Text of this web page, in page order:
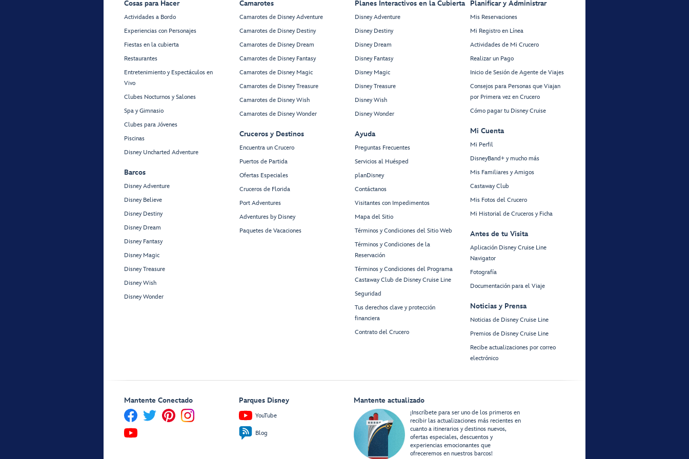
Cosas para Hacer
Actividades a Bordo
Experiencias con Personajes
Fiestas en la cubierta
Restaurantes
Entretenimiento y Espectáculos en
Vivo
Clubes Nocturnos y Salones
Spa y Gimnasio
Clubes para Jóvenes
Piscinas
Disney Uncharted Adventure
Barcos
Disney Adventure
Disney Believe
Disney Destiny
Disney Dream
Disney Fantasy
Disney Magic
Disney Treasure
Disney Wish
Disney Wonder
Camarotes
Camarotes de Disney Adventure
Camarotes de Disney Destiny
Camarotes de Disney Dream
Camarotes de Disney Fantasy
Camarotes de Disney Magic
Camarotes de Disney Treasure
Camarotes de Disney Wish
Camarotes de Disney Wonder
Cruceros y Destinos
Encuentra un Crucero
Puertos de Partida
Ofertas Especiales
Cruceros de Florida
Port Adventures
Adventures by Disney
Paquetes de Vacaciones
Planes Interactivos en la Cubierta
Disney Adventure
Disney Destiny
Disney Dream
Disney Fantasy
Disney Magic
Disney Treasure
Disney Wish
Disney Wonder
Ayuda
Preguntas Frecuentes
Servicios al Huésped
planDisney
Contáctanos
Visitantes con Impedimentos
Mapa del Sitio
Términos y Condiciones del Sitio Web
Términos y Condiciones de la
Reservación
Términos y Condiciones del Programa
Castaway Club de Disney Cruise Line
Seguridad
Tus derechos clave y protección
financiera
Contrato del Crucero
Planificar y Administrar
Mis Reservaciones
Mi Registro en Línea
Actividades de Mi Crucero
Realizar un Pago
Inicio de Sesión de Agente de Viajes
Consejos para Personas que Viajan
por Primera vez en Crucero
Cómo pagar tu Disney Cruise
Mi Cuenta
Mi Perfil
DisneyBand+ y mucho más
Mis Familiares y Amigos
Castaway Club
Mis Fotos del Crucero
Mi Historial de Cruceros y Ficha
Antes de tu Visita
Aplicación Disney Cruise Line
Navigator
Fotografía
Documentación para el Viaje
Noticias y Prensa
Noticias de Disney Cruise Line
Premios de Disney Cruise Line
Recibe actualizaciones por correo
electrónico
Mantente Conectado Parques Disney
YouTube
Blog
Mantente actualizado
¡Inscríbete para ser uno de los primeros en
recibir las actualizaciones más recientes en
cuanto a itinerarios y destinos nuevos,
ofertas especiales, descuentos y
experiencias emocionantes que
ofreceremos en nuestros barcos!